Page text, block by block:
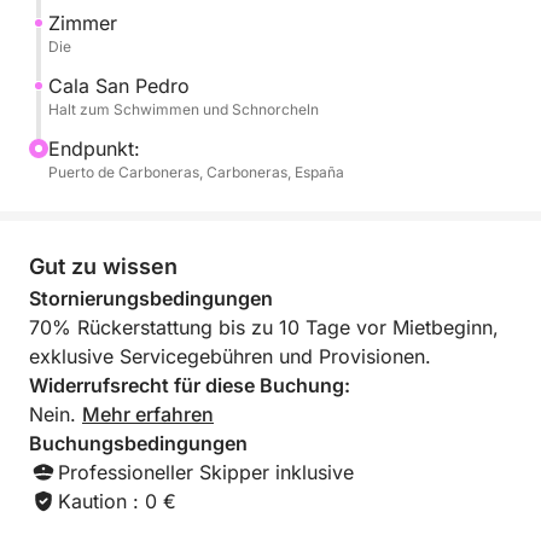
Unter der Wasseroberfläche erwartet Sie ein
Fischvielfalt, die zwischen den berühmten
Nachdem wir diese unvergesslichen Orte genossen
Zimmer
Die
Cala San Pedro
Halt zum Schwimmen und Schnorcheln
Endpunkt:
Puerto de Carboneras, Carboneras, España
Gut zu wissen
Stornierungsbedingungen
70% Rückerstattung bis zu 10 Tage vor Mietbeginn,
exklusive Servicegebühren und Provisionen.
Widerrufsrecht für diese Buchung:
Nein. Mehr erfahren
Buchungsbedingungen
Professioneller Skipper inklusive
Kaution : 0 €